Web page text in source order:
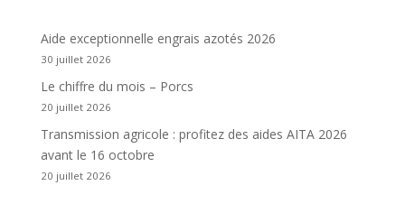
Aide exceptionnelle engrais azotés 2026
30 juillet 2026
Le chiffre du mois – Porcs
20 juillet 2026
Transmission agricole : profitez des aides AITA 2026
avant le 16 octobre
20 juillet 2026